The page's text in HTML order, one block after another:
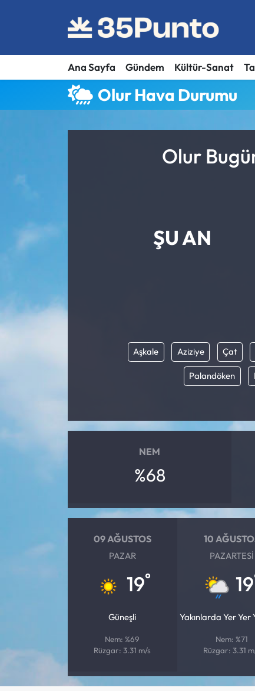
Ana Sayfa Gündem Kültür-Sanat
Olur Hava Durumu
Olur
ŞU AN
Aşkale Aziziye Çat
Palandöken
NEM
%68
09 AĞUSTOS
PAZAR
19°
Güneşli
Nem: %69
Rüzgar: 3.31 m/s
10
PAZARTESI
19
Yakınlarda Yer Yer
Nem: %71
Rüzgar: 3.31